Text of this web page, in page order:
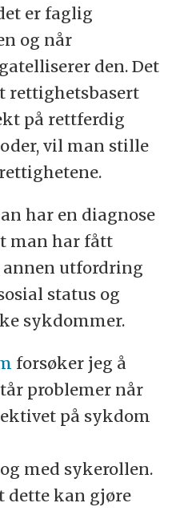
er faglig
og når
den. Det
rettighetsbasert
på rettferdig
vil man stille
har en diagnose
man har fått
annen utfordring
status og
sykdommer.
forsøker jeg å
problemer når
på sykdom
med sykerollen.
dette kan gjøre